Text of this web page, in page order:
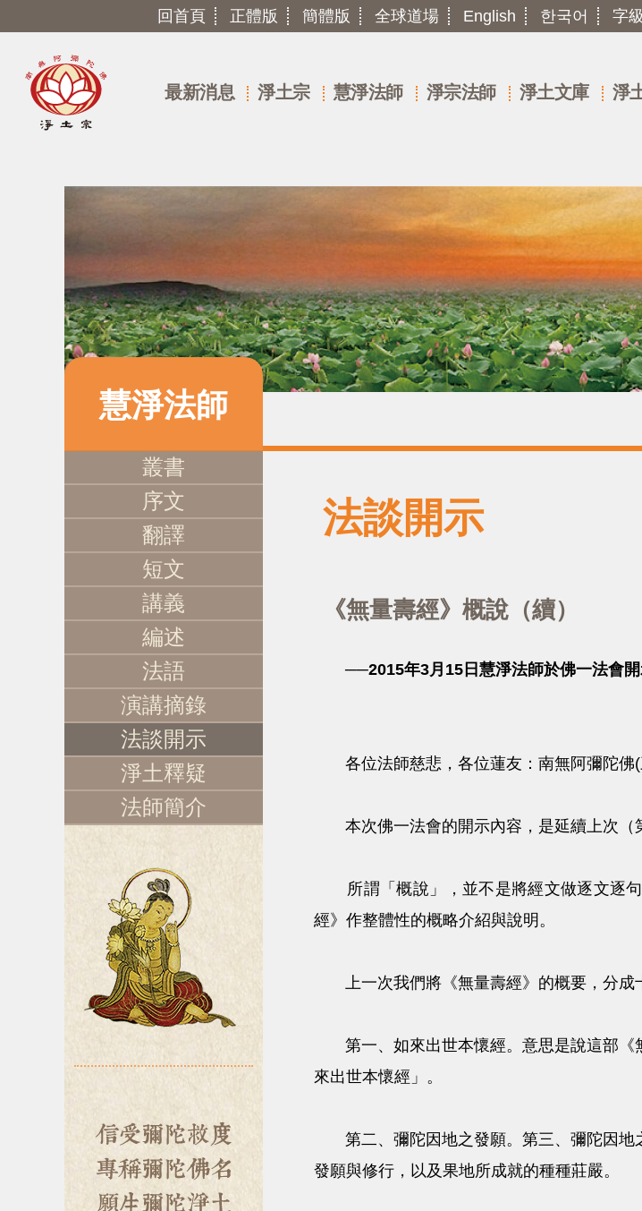
回首頁 正體版 簡體版 全球道場 English 한국어 字級
最新消息 淨土宗 慧淨法師 淨宗法師 淨土文庫 淨
慧淨法師
叢書
序文
翻譯
短文
講義
編述
法語
演講摘錄
法談開示
淨土釋疑
法師簡介
法談開示
《無量壽經》概說（續）
──2015年3月15日慧淨法師於佛一法會
各位法師慈悲，各位蓮友：南無阿彌陀佛(
本次佛一法會的開示內容，是延續上次（
所謂「概說」，並不是將經文做逐文逐句
經》作整體性的概略介紹與說明。
上一次我們將《無量壽經》的概要，分成
第一、如來出世本懷經。意思是說這部《
來出世本懷經」。
第二、彌陀因地之發願。第三、彌陀因地
發願與修行，以及果地所成就的種種莊嚴。